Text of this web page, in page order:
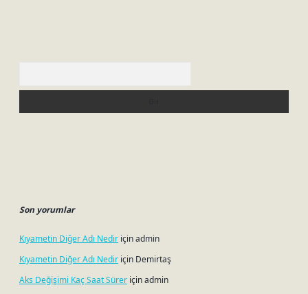
Son yorumlar
Kıyametin Diğer Adı Nedir içinadmin
Kıyametin Diğer Adı Nedir için Demirtaş
Aks Değişimi Kaç Saat Sürer içinadmin